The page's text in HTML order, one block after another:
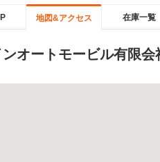
地図&アクセス 在庫一覧
ンオートモービル有限会